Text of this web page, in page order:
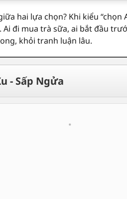
hai lựa chọn? Khi kiểu
đi mua trà sữa, ai bắt đầu
khỏi tranh luận lâu.
- Sấp Ngửa🗿
N
🦅
S